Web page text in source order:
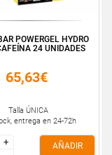
POWERGEL HYDRO
24 UNIDADES
65,63€
Talla ÚNICA
entrega en 24-72h
+
+
AÑADIR